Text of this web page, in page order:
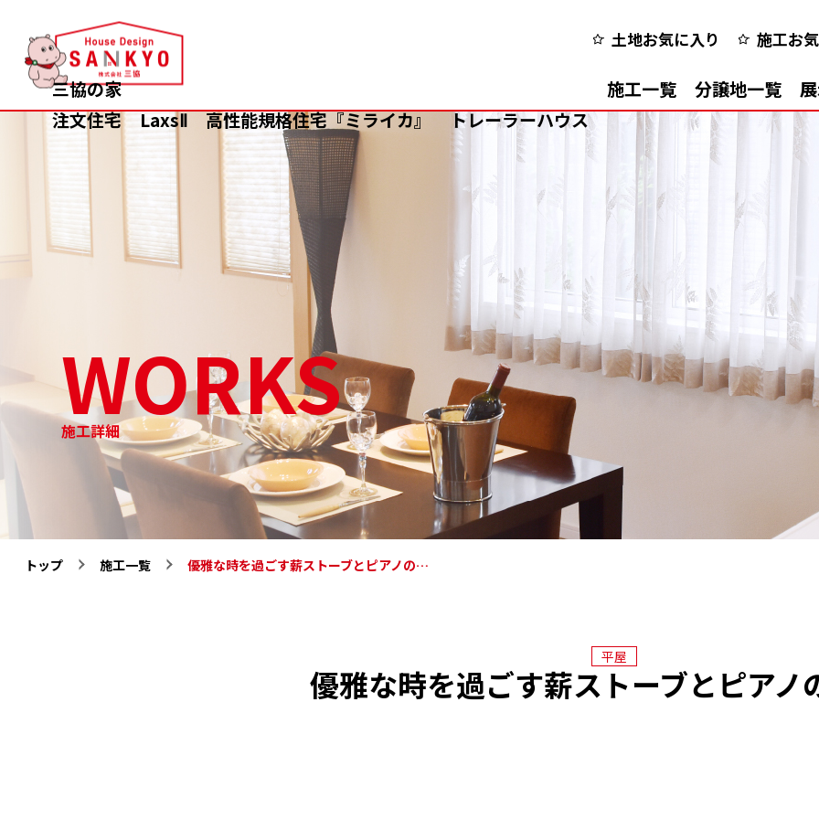
香
の
新
な
ス
デ
ザ
イ
ン
三協の家
注文住宅
LaxsⅡ 高性能規格住宅『ミライカ』 トレーラーハウス
施工一覧 分譲地一覧
土地お気に入り 施工お
WORKS
施工詳細
トップ 施工一覧 優雅な時を過ごす薪ストーブとピアノの…
平屋
優雅な時を過ごす薪ストーブとピアノ